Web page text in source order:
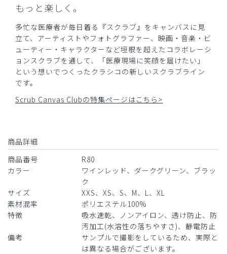
もっと楽しく。
多忙な医療者が毎日着る『スクラブ』をキャンバスに見
立て、アーティストやフォトグラファー、映画・音楽・ビ
ューティー・キャラクターなど垣根を超えたコラボレーシ
ョンスクラブを通して、「医療現場に笑顔を届けたい」
という想いでつくったクラシコの新しいスクラブライン
です。
Scrub Canvas Clubの特集ページはこちら>
商品詳細
商品番号
R80
カラー
ワインレッド、ダークグリーン、ブラッ
ク
サイズ
XXS、XS、S、M、L、XL
素材混率
ポリエステル100%
特徴
吸水速乾、ノンアイロン、透け防止、防
汚加工(水溶性の落ちやすさ)、静電防止
備考
サンプルで撮影をしているため、実際と
は異なる場合がございます。